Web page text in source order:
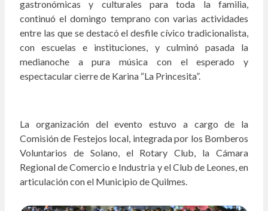
gastronómicas y culturales para toda la familia,
continuó el domingo temprano con varias actividades
entre las que se destacó el desfile cívico tradicionalista,
con escuelas e instituciones, y culminó pasada la
medianoche a pura música con el esperado y
espectacular cierre de Karina “La Princesita”.
La organización del evento estuvo a cargo de la
Comisión de Festejos local, integrada por los Bomberos
Voluntarios de Solano, el Rotary Club, la Cámara
Regional de Comercio e Industria y el Club de Leones, en
articulación con el Municipio de Quilmes.